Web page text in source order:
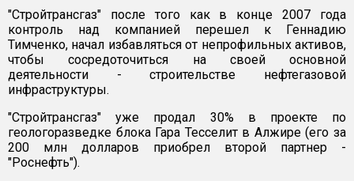
"Стройтрансгаз" после того как в конце 2007 года
контроль над компанией перешел к Геннадию
Тимченко, начал избавляться от непрофильных активов,
чтобы сосредоточиться на своей основной
деятельности - строительстве нефтегазовой
инфраструктуры.
"Стройтрансгаз" уже продал 30% в проекте по
геологоразведке блока Гара Тесселит в Алжире (его за
200 млн долларов приобрел второй партнер -
"Роснефть").